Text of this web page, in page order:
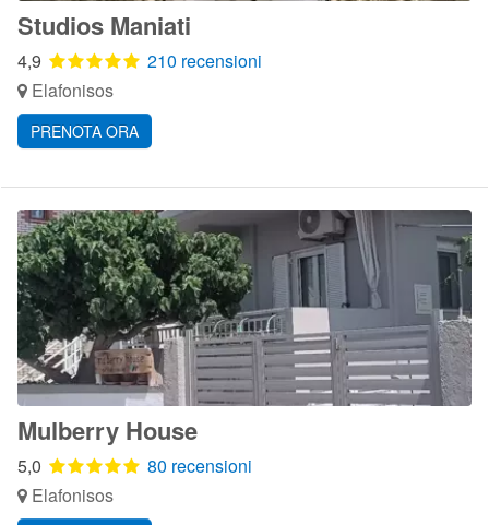
Studios Maniati
4,9
210 recensioni
Elafonisos
PRENOTA ORA
Mulberry House
5,0
80 recensioni
Elafonisos